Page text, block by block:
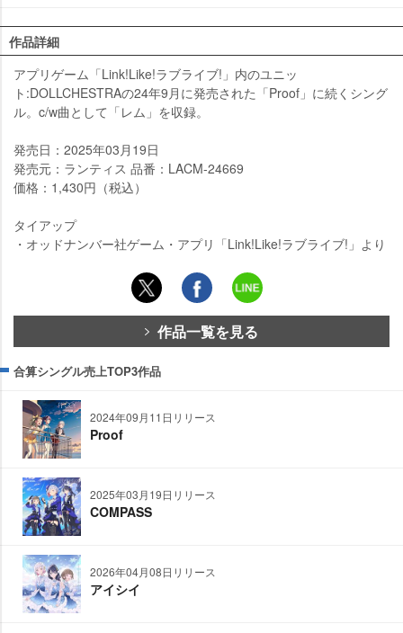
作品詳細
アプリゲーム「Link!Like!ラブライブ!」内のユニッ
ト:DOLLCHESTRAの24年9月に発売された「Proof」に続くシング
ル。c/w曲として「レム」を収録。
発売日：2025年03月19日
発売元：ランティス 品番：LACM-24669
価格：1,430円（税込）
タイアップ
・オッドナンバー社ゲーム・アプリ「Link!Like!ラブライブ!」より
作品一覧を見る
合算シングル売上TOP3作品
2024年09月11日リリース
Proof
2025年03月19日リリース
COMPASS
2026年04月08日リリース
アイシイ